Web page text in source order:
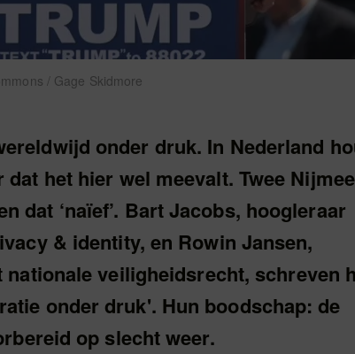
/ Gage Skidmore
onder druk. In Nederland
het hier wel meevalt. Twee
dat ‘naïef’. Bart Jacobs, hoogleraar
& identity, en Rowin Jansen,
veiligheidsrecht, schreven
onder druk'. Hun boodschap: de
op slecht weer.